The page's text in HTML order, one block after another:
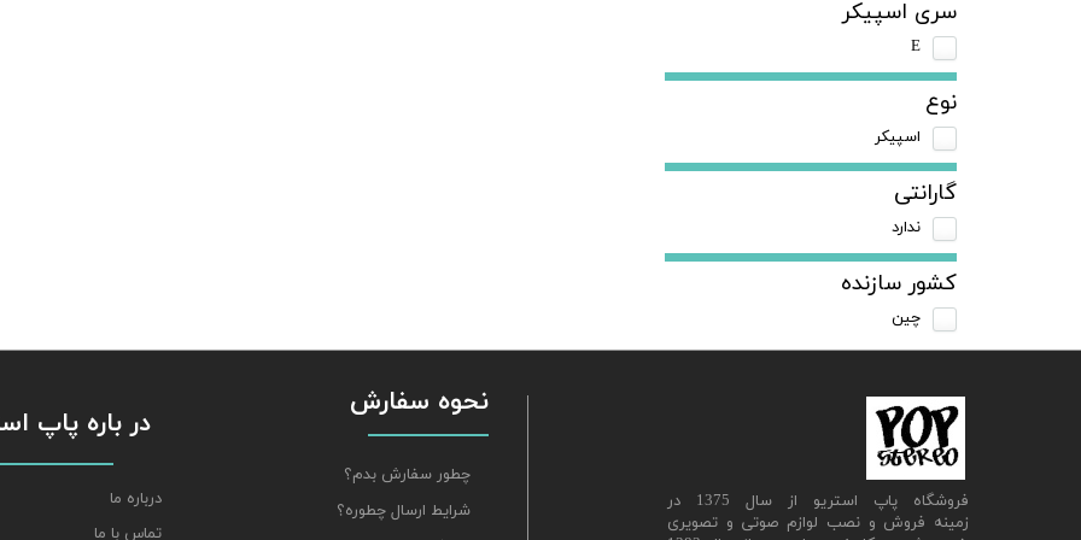
سری اسپیکر
E
نوع
اسپیکر
گارانتی
ندارد
کشور سازنده
چین
​فروشگاه پاپ استریو از سال 1375 در
زمینه فروش و نصب لوازم صوتی و تصویری
نحوه سفارش
چطور سفارش بدم؟
شرایط ارسال چطوره؟
در باره پاپ
درباره ما
تماس با ما